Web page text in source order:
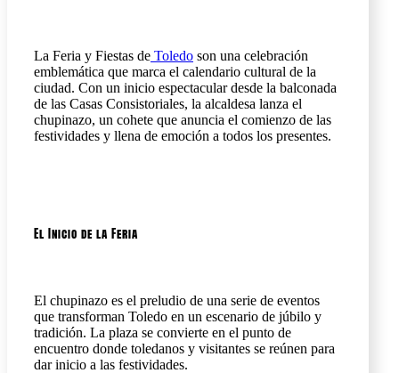
La Feria y Fiestas de Toledo son una celebración
emblemática que marca el calendario cultural de la
ciudad. Con un inicio espectacular desde la balconada
de las Casas Consistoriales, la alcaldesa lanza el
chupinazo, un cohete que anuncia el comienzo de las
festividades y llena de emoción a todos los presentes.
El Inicio de la Feria
El chupinazo es el preludio de una serie de eventos
que transforman Toledo en un escenario de júbilo y
tradición. La plaza se convierte en el punto de
encuentro donde toledanos y visitantes se reúnen para
dar inicio a las festividades.